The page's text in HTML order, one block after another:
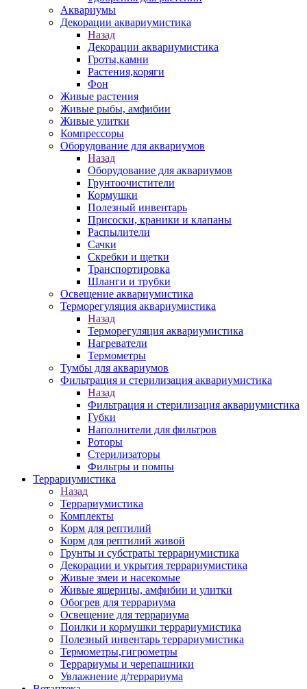
Аквариумы
Декорации аквариумистика
Назад
Декорации аквариумистика
Гроты,камни
Растения,коряги
Фон
Живые растения
Живые рыбы, амфибии
Живые улитки
Компрессоры
Оборудование для аквариумов
Назад
Оборудование для аквариумов
Грунтоочистители
Кормушки
Полезный инвентарь
Присоски, краники и клапаны
Распылители
Сачки
Скребки и щетки
Транспортировка
Шланги и трубки
Освещение аквариумистика
Терморегуляция аквариумистика
Назад
Терморегуляция аквариумистика
Нагреватели
Термометры
Тумбы для аквариумов
Фильтрация и стерилизация аквариумистика
Назад
Фильтрация и стерилизация аквариумистика
Губки
Наполнители для фильтров
Роторы
Стерилизаторы
Фильтры и помпы
Террариумистика
Назад
Террариумистика
Комплекты
Корм для рептилий
Корм для рептилий живой
Грунты и субстраты террариумистика
Декорации и укрытия террариумистика
Живые змеи и насекомые
Живые ящерицы, амфибии и улитки
Обогрев для террариума
Освещение для террариума
Поилки и кормушки террариумистика
Полезный инвентарь террариумистика
Термометры,гигрометры
Террариумы и черепашники
Увлажнение д/террариума